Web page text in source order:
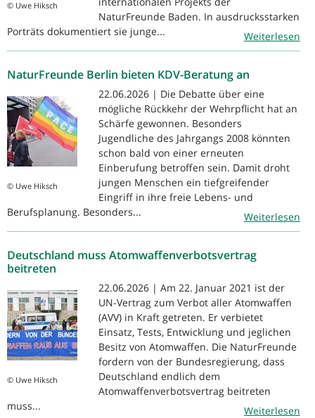
© Uwe Hiksch
NaturFreunde Baden. In ausdrucksstarken
Porträts dokumentiert sie junge...
Weiterlesen
NaturFreunde Berlin bieten KDV-Beratung an
© Uwe Hiksch
22.06.2026 | Die Debatte über eine
mögliche Rückkehr der Wehrpflicht hat an
Schärfe gewonnen. Besonders
Jugendliche des Jahrgangs 2008 könnten
schon bald von einer erneuten
Einberufung betroffen sein. Damit droht
jungen Menschen ein tiefgreifender
Eingriff in ihre freie Lebens- und
Berufsplanung. Besonders...
Weiterlesen
Deutschland muss Atomwaffenverbotsvertrag
beitreten
© Uwe Hiksch
22.06.2026 | Am 22. Januar 2021 ist der
UN-Vertrag zum Verbot aller Atomwaffen
(AVV) in Kraft getreten. Er verbietet
Einsatz, Tests, Entwicklung und jeglichen
Besitz von Atomwaffen. Die NaturFreunde
fordern von der Bundesregierung, dass
Deutschland endlich dem
Atomwaffenverbotsvertrag beitreten
muss...
Weiterlesen